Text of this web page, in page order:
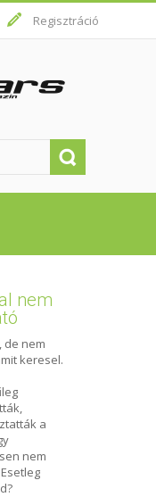
Regisztráció
nem
de nem
keresel.
a
nem